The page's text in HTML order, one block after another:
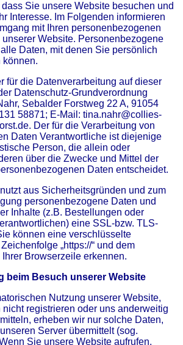
Sie unsere Website besuchen und
Interesse. Im Folgenden informieren
mit Ihren personenbezogenen
Website. Personenbezogene
Daten, mit denen Sie persönlich
können.
für die Datenverarbeitung auf dieser
Datenschutz-Grundverordnung
Sebalder Forstweg 22 A, 91054
58871; E-Mail: tina.nahr@collies-
Der für die Verarbeitung von
Daten Verantwortliche ist diejenige
Person, die allein oder
über die Zwecke und Mittel der
Daten entscheidet.
aus Sicherheitsgründen und zum
personenbezogene Daten und
Inhalte (z.B. Bestellungen oder
eine SSL-bzw. TLS-
können eine verschlüsselte
„https://“ und dem
Browserzeile erkennen.
beim Besuch unserer Website
Nutzung unserer Website,
registrieren oder uns anderweitig
erheben wir nur solche Daten,
Server übermittelt (sog.
Sie unsere Website aufrufen,